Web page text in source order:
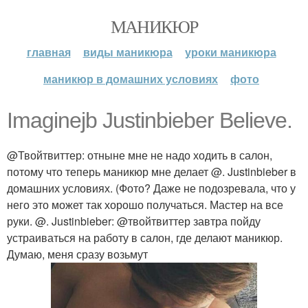
МАНИКЮР
главная виды маникюра
уроки маникюра
маникюр в домашних условиях
фото
Imaginejb Justinbieber Believe.
@Твойтвиттер: отныне мне не надо ходить в салон,
потому что теперь маникюр мне делает @. Justinbieber в
домашних условиях. (Фото? Даже не подозревала, что у
него это может так хорошо получаться. Мастер на все
руки. @. Justinbieber: @твойтвиттер завтра пойду
устраиваться на работу в салон, где делают маникюр.
Думаю, меня сразу возьмут